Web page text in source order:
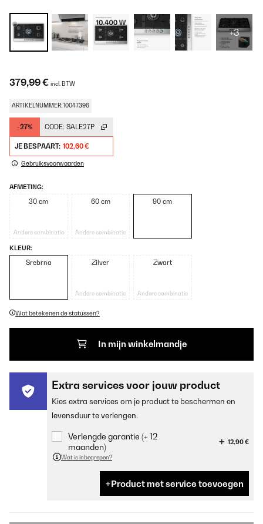
+3
379,99 € incl. BTW
ARTIKELNUMMER: 10047396
-27% CODE: SALE27P
JE BESPAART: 102,60 €
Gebruiksvoorwaarden
AFMETING:
30 cm
Andere combinatie
60 cm
Andere combinatie
90 cm
KLEUR:
Srebrna Zilver
Andere combinatie
Zwart
Andere combinatie
Wat betekenen de statussen?
In mijn winkelmandje
Extra services voor jouw product
Kies extra services om je product te beschermen en
levensduur te verlengen.
Verlengde garantie (+ 12
maanden)
12,90 €
Wat is inbegrepen?
Product met service toevoegen